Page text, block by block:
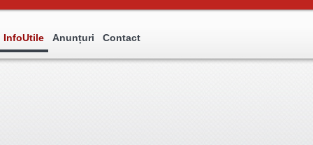
InfoUtile Anunțuri Contact